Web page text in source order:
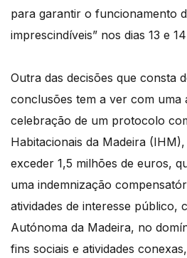
para garantir o funcionamento
imprescindíveis” nos dias 13 e
Outra das decisões que consta
conclusões tem a ver com uma
celebração de um protocolo
Habitacionais da Madeira
exceder 1,5 milhões de euros,
uma indemnização
atividades de interesse público,
Autónoma da Madeira, no
fins sociais e atividades